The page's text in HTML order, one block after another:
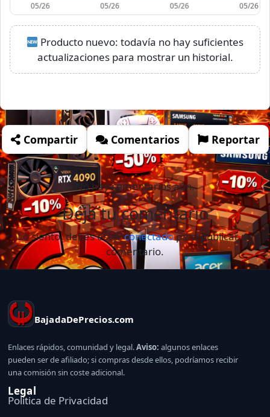
Producto nuevo: todavía no hay suficientes
actualizaciones para mostrar un historial.
Compartir Comentarios Reportar
No hay comentarios aún.
Deja tu comentario
Lo siento, debes estarconectadopara publicar un
comentario.
BajadaDePrecios.com
Enlaces rápidos, comunidad y legal.Aviso: algunos enlaces
pueden ser de afiliado; si compras desde ellos, podríamos recibir
una comisión sin coste adicional.
Legal
Politica de Privacidad